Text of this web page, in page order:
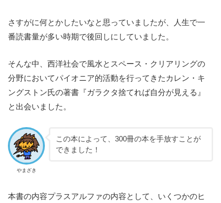
さすがに何とかしたいなと思っていましたが、人生で一
番読書量が多い時期で後回しにしていました。
そんな中、西洋社会で風水とスペース・クリアリングの
分野においてパイオニア的活動を行ってきたカレン・キ
ングストン氏の著書『ガラクタ捨てれば自分が見える』
と出会いました。
やまざき
この本によって、300冊の本を手放すことが
できました！
本書の内容プラスアルファの内容として、いくつかのヒ